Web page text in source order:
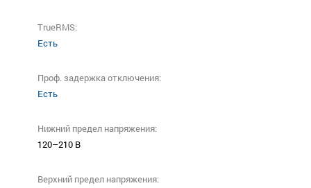
TrueRMS:
Есть
Проф. задержка отключения:
Есть
Нижний предел напряжения:
120–210 В
Верхний предел напряжения: